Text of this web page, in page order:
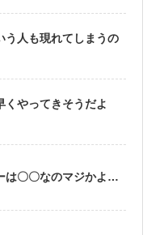
う人も現れてしまうの
くやってきそうだよ
は〇〇なのマジかよ…